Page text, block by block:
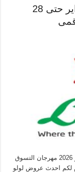
عروض لولو الكويت اليوم 19 فبراير حتى 28
عروض لولو الكويت اليوم 19 فبراير حتى 28 فبراير 2026 مهرجان التسوق
لكم احدث عروض لولو